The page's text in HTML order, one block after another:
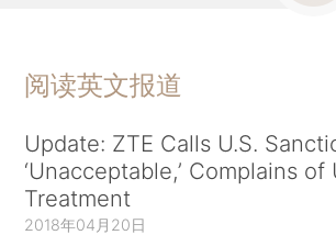
阅读英文报道
Update: ZTE Calls U.S.
‘Unacceptable,’ Complains of
Treatment
2018年04月20日